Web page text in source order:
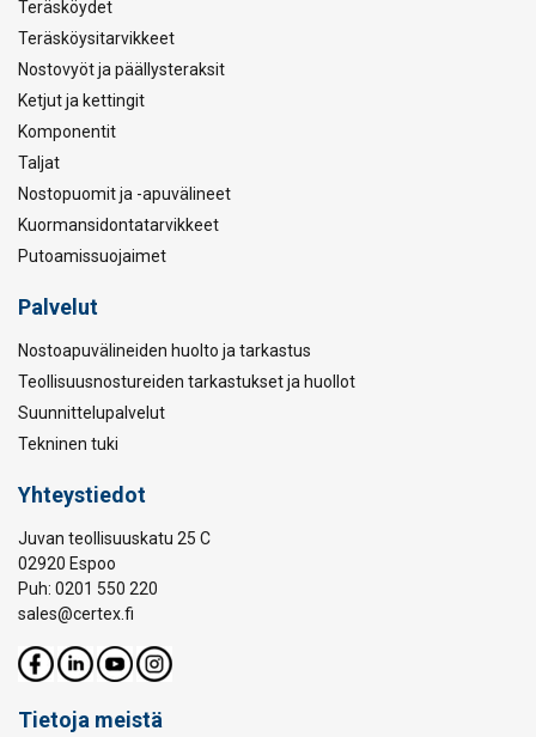
Teräsköydet
Teräsköysitarvikkeet
Nostovyöt ja päällysteraksit
Ketjut ja kettingit
Komponentit
Taljat
Nostopuomit ja -apuvälineet
Kuormansidontatarvikkeet
Putoamissuojaimet
Palvelut
Nostoapuvälineiden huolto ja tarkastus
Teollisuusnostureiden tarkastukset ja huollot
Suunnittelupalvelut
Tekninen tuki
Yhteystiedot
Juvan teollisuuskatu 25 C
02920 Espoo
Puh: 0201 550 220
sales@certex.fi
Tietoja meistä